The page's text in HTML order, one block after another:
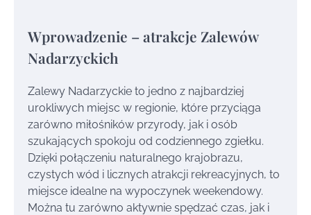
Wprowadzenie – atrakcje Zalewów
Nadarzyckich
Zalewy Nadarzyckie to jedno z najbardziej
urokliwych miejsc w regionie, które przyciąga
zarówno miłośników przyrody, jak i osób
szukających spokoju od codziennego zgiełku.
Dzięki połączeniu naturalnego krajobrazu,
czystych wód i licznych atrakcji rekreacyjnych, to
miejsce idealne na wypoczynek weekendowy.
Można tu zarówno aktywnie spędzać czas, jak i